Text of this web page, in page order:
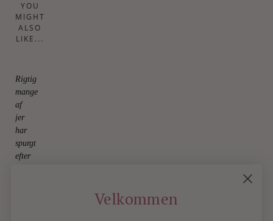
YOU
MIGHT
ALSO
LIKE...
Rigtig
mange
af
jer
har
spurgt
efter
Velkommen